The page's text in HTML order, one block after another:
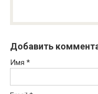
Добавить
Имя *